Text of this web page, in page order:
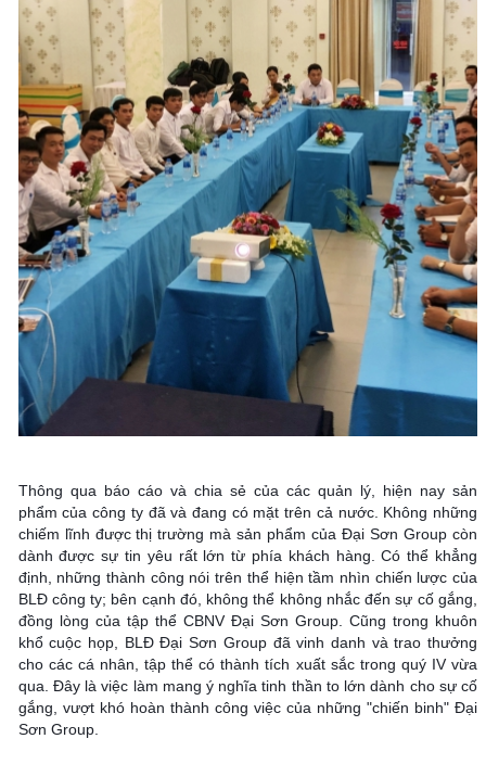
Thông qua báo cáo và chia sẻ của các quản lý, hiện nay sản
phẩm của công ty đã và đang có mặt trên cả nước. Không những
chiếm lĩnh được thị trường mà sản phẩm của Đại Sơn Group còn
dành được sự tin yêu rất lớn từ phía khách hàng. Có thể khẳng
định, những thành công nói trên thể hiện tầm nhìn chiến lược của
BLĐ công ty; bên cạnh đó, không thể không nhắc đến sự cố gắng,
đồng lòng của tập thể CBNV Đại Sơn Group. Cũng trong khuôn
khổ cuộc họp, BLĐ Đại Sơn Group đã vinh danh và trao thưởng
cho các cá nhân, tập thể có thành tích xuất sắc trong quý IV vừa
qua. Đây là việc làm mang ý nghĩa tinh thần to lớn dành cho sự cố
gắng, vượt khó hoàn thành công việc của những "chiến binh" Đại
Sơn Group.